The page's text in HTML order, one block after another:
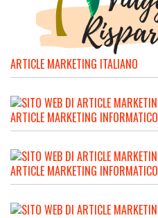
ARTICLE MARKETING ITALIANO
ARTICLE MARKETING INFORMATICO
ARTICLE MARKETING INFORMATICO